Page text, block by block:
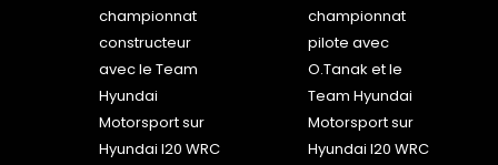
championnat
constructeur
avec le Team
Hyundai
Motorsport sur
Hyundai I20 WRC
championnat
pilote avec
O.Tanak et le
Team Hyundai
Motorsport sur
Hyundai I20 WRC